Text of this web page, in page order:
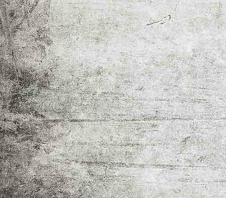
big_10075898_0_150-201